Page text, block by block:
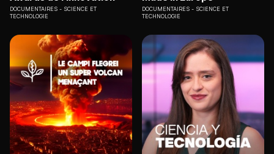
DOCUMENTAIRES
SCIENCE ET
TECHNOLOGIE
DOCUMENTAIRES
SCIENCE ET
TECHNOLOGIE